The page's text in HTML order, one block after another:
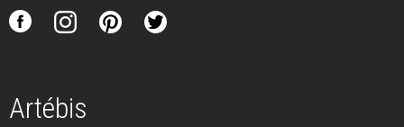
Artébis